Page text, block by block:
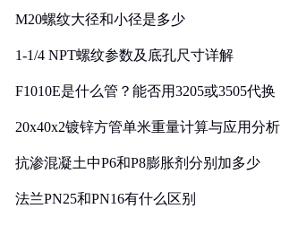
M20螺纹大径和小径是多少
1-1/4 NPT螺纹参数及底孔尺寸详解
F1010E是什么管？能否用3205或3505代换
20x40x2镀锌方管单米重量计算与应用分析
抗渗混凝土中P6和P8膨胀剂分别加多少
法兰PN25和PN16有什么区别